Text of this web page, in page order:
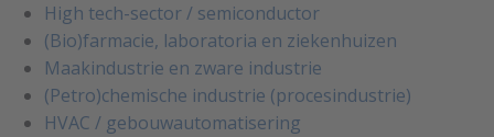
High tech-sector / semiconductor
(Bio)farmacie, laboratoria en ziekenhuizen
Maakindustrie en zware industrie
(Petro)chemische industrie (procesindustrie)
HVAC / gebouwautomatisering